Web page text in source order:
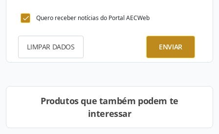
Quero receber notícias do Portal AECWeb
LIMPAR DADOS ENVIAR
Produtos que também podem te
interessar